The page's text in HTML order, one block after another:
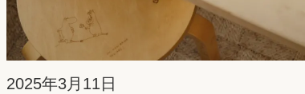
投
2025年3月11日